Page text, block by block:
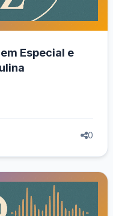
Especial e
0